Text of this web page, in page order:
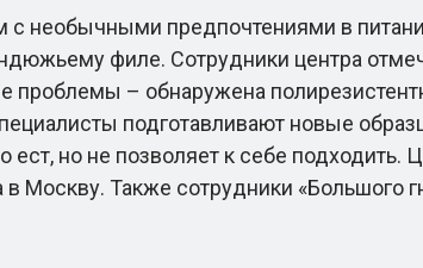
необычными предпочтениями в
филе. Сотрудники центра
– обнаружена
подготавливают новые
но не позволяет к себе подходить.
Москву. Также сотрудники «Большого